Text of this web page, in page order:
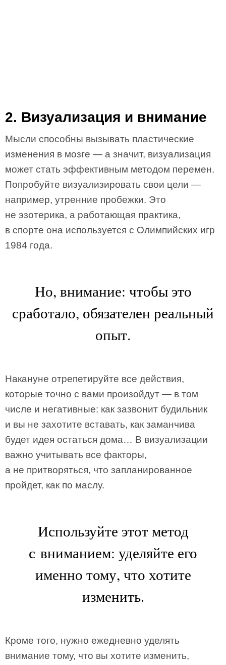
2. Визуализация и внимание
Мысли способны вызывать пластические
изменения в мозге — а значит, визуализация
может стать эффективным методом перемен.
Попробуйте визуализировать свои цели —
например, утренние пробежки. Это
не эзотерика, а работающая практика,
в спорте она используется с Олимпийских игр
1984 года.
Но, внимание: чтобы это
сработало, обязателен реальный
опыт.
Накануне отрепетируйте все действия,
которые точно с вами произойдут — в том
числе и негативные: как зазвонит будильник
и вы не захотите вставать, как заманчива
будет идея остаться дома… В визуализации
важно учитывать все факторы,
а не притворяться, что запланированное
пройдет, как по маслу.
Используйте этот метод
с вниманием: уделяйте его
именно тому, что хотите
изменить.
Кроме того, нужно ежедневно уделять
внимание тому, что вы хотите изменить,